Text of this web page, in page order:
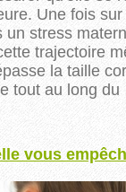
Une fois
un stress
trajectoire
la taille
tout au long du
le vous